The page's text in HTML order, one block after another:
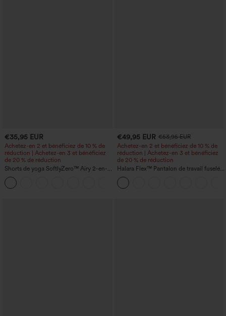
€35,95 EUR
Achetez-en 2 et bénéficiez de 10 % de
réduction | Achetez-en 3 et bénéficiez
de 20 % de réduction
Shorts de yoga SoftlyZero™ Airy 2-en-1
InstantCool, super taille haute, 7" avec
poches
€49,95 EUR €53,95 EUR
Achetez-en 2 et bénéficiez de 10 % de
réduction | Achetez-en 3 et bénéficiez
de 20 % de réduction
Halara Flex™ Pantalon de travail fuselé,
uni, taille haute, avec poches